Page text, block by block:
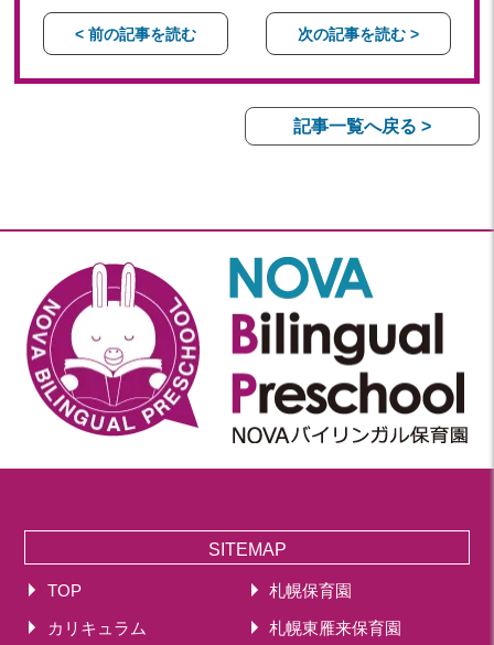
< 前の記事を読む 次の記事を読む >
記事一覧へ戻る >
SITEMAP
TOP
カリキュラム
札幌保育園
札幌東雁来保育園